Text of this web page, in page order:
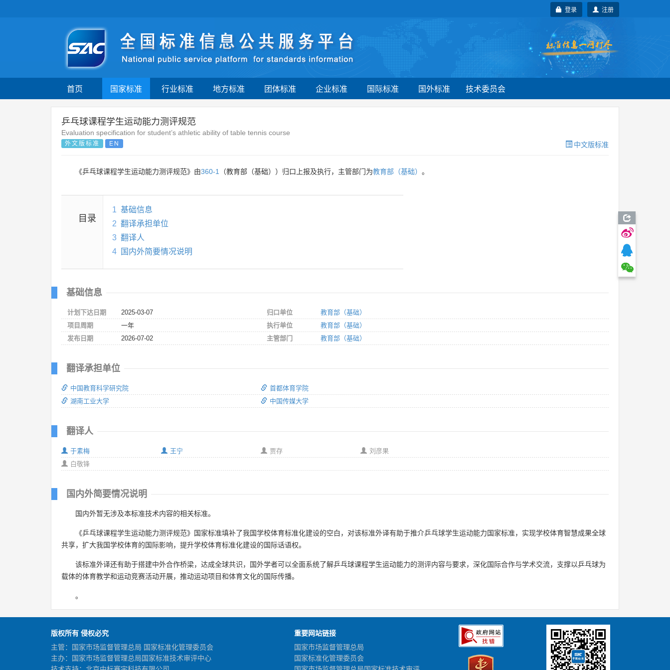
注册
登录
首页 国家标准 行业标准 地方标准 团体标准 企业标准 国际标准 国外标准 技术委员会
乒乓球课程学生运动能力测评规范
Evaluation specification for student’s athletic ability of table tennis course
外文版标准 EN 中文版标准
《乒乓球课程学生运动能力测评规范》由360-1 （教育部（基础））归口上报及执行，主管部门为教育部（基础） 。
目录
1 基础信息
2 翻译承担单位
3 翻译人
4
国内外简要情况说明
基础信息
计划下达日期
2025-03-07
项目周期
一年
发布日期
2026-07-02
归口单位
教育部（基础）
执行单位
教育部（基础）
主管部门
教育部（基础）
翻译承担单位
中国教育科学研究院
湖南工业大学
首都体育学院
中国传媒大学
翻译人
于素梅
王宁
白敬锋
贾存 刘彦果
国内外简要情况说明
国内外暂无涉及本标准技术内容的相关标准。
《乒乓球课程学生运动能力测评规范》国家标准填补了我国学校体育标准化建设的空白，对该标准外译有助于推介乒乓球学生运动能力国家标准，实现学校体育智慧成果全球
共享，扩大我国学校体育的国际影响，提升学校体育标准化建设的国际话语权。
该标准外译还有助于搭建中外合作桥梁，达成全球共识，国外学者可以全面系统了解乒乓球课程学生运动能力的测评内容与要求，深化国际合作与学术交流，支撑以乒乓球为
载体的体育教学和运动竞赛活动开展，推动运动项目和体育文化的国际传播。
。
版权所有 侵权必究
主管：国家市场监督管理总局 国家标准化管理委员会
主办：国家市场监督管理总局国家标准技术审评中心
重要网站链接
国家市场监督管理总局
国家标准化管理委员会